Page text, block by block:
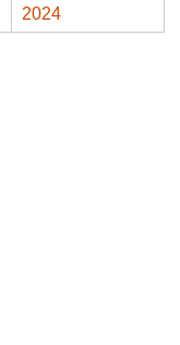
2024